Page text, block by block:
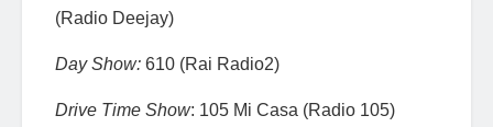
(Radio Deejay)
Day Show: 610 (Rai Radio2)
Drive Time Show: 105 Mi Casa (Radio 105)